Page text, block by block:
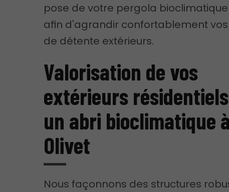
pose de votre pergola
afin d'agrandir confortablement
de détente extérieurs.
Valorisation de vos
extérieurs
un abri bioclimatique
Olivet
Nous façonnons des structures